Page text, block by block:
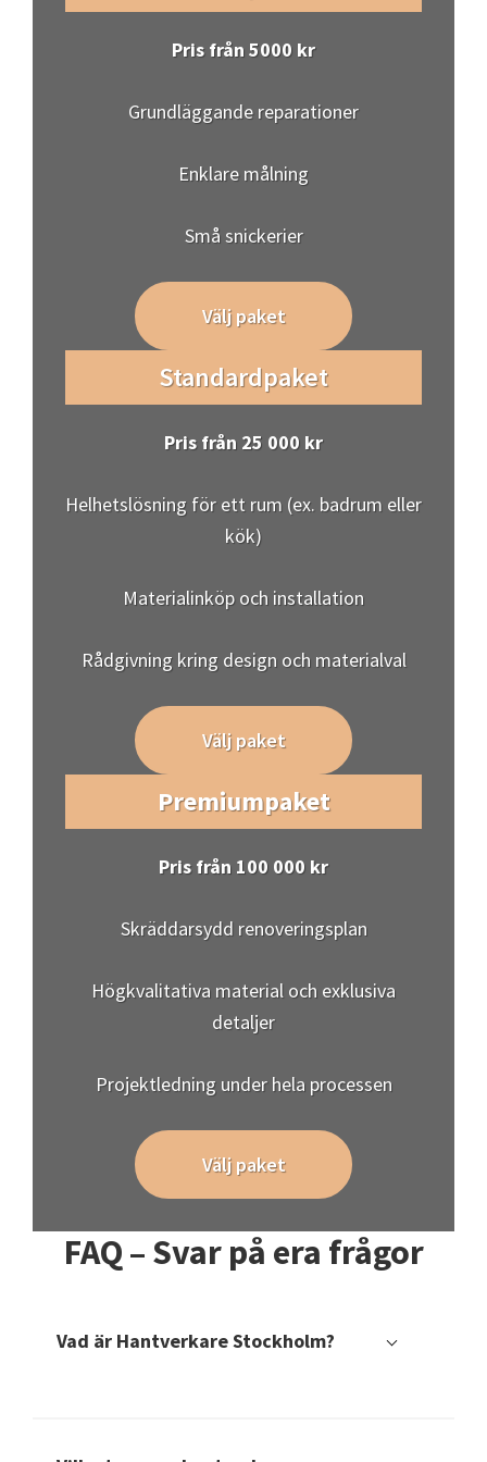
Pris från 5000 kr
Grundläggande reparationer
Enklare målning
Små snickerier
Välj paket
Standardpaket
Pris från 25 000 kr
Helhetslösning för ett rum (ex. badrum eller
kök)
Materialinköp och installation
Rådgivning kring design och materialval
Välj paket
Premiumpaket
Pris från 100 000 kr
Skräddarsydd renoveringsplan
Högkvalitativa material och exklusiva
detaljer
Projektledning under hela processen
Välj paket
FAQ – Svar på era frågor
Vad är Hantverkare Stockholm?